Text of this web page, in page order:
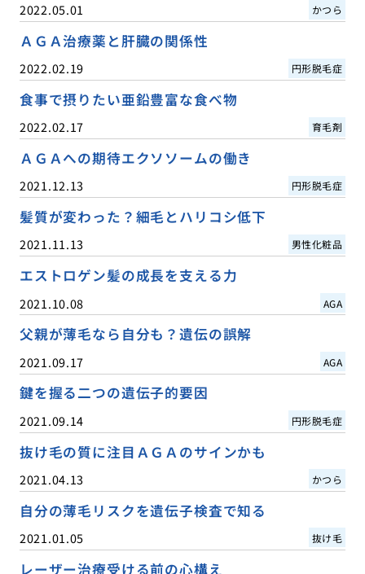
2022.05.01 かつら
ＡＧＡ治療薬と肝臓の関係性
2022.02.19 円形脱毛症
食事で摂りたい亜鉛豊富な食べ物
2022.02.17 育毛剤
ＡＧＡへの期待エクソソームの働き
2021.12.13 円形脱毛症
髪質が変わった？細毛とハリコシ低下
2021.11.13 男性化粧品
エストロゲン髪の成長を支える力
2021.10.08 AGA
父親が薄毛なら自分も？遺伝の誤解
2021.09.17 AGA
鍵を握る二つの遺伝子的要因
2021.09.14 円形脱毛症
抜け毛の質に注目ＡＧＡのサインかも
2021.04.13 かつら
自分の薄毛リスクを遺伝子検査で知る
2021.01.05 抜け毛
レーザー治療受ける前の心構え